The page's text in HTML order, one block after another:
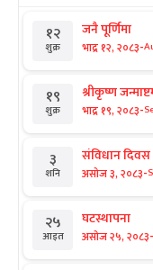
१२
शुक्र
जनै पूर्णिमा
भाद्र १२, २०८३-
१९
शुक्र
श्रीकृष्ण
भाद्र १९, २०८३-
३
शनि
संविधान दिवस
असोज ३, २०८३-
२५
आइत
घटस्थापना
असोज २५, २०८३-